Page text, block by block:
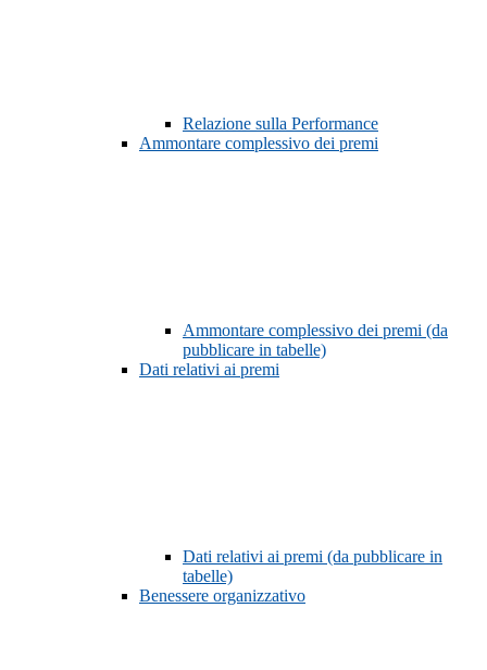
Relazione sulla Performance
Ammontare complessivo dei premi
Ammontare complessivo dei premi (da
pubblicare in tabelle)
Dati relativi ai premi
Dati relativi ai premi (da pubblicare in
tabelle)
Benessere organizzativo